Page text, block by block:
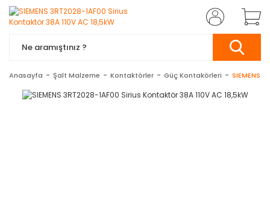
Anasayfa Şalt Malzeme Kontaktörler Güç Kontakörleri SIEMENS